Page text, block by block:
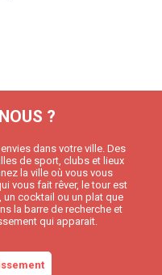
?
dans votre ville. Des
de sport, clubs et lieux
la ville où vous vous
vous fait rêver, le tour est
un cocktail ou un plat que
la barre de recherche et
qui apparait.